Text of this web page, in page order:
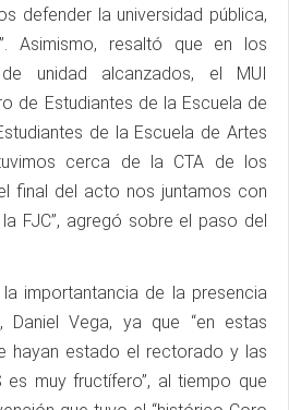
defender la universidad pública,
Asimismo, resaltó que en los
unidad alcanzados, el MUI
de Estudiantes de la Escuela de
de la Escuela de Artes
cerca de la CTA de los
final del acto nos juntamos con
FJC”, agregó sobre el paso del
importantancia de la presencia
Vega, ya que “en estas
hayan estado el rectorado y las
muy fructífero”, al tiempo que